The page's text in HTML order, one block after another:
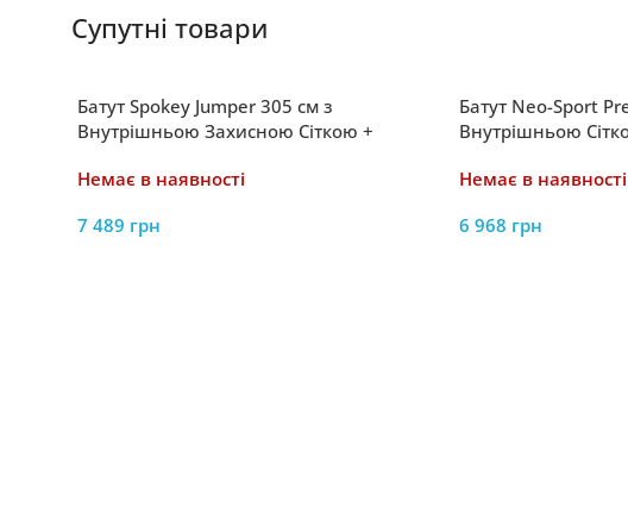
Супутні товари
Батут Spokey Jumper 305 см з
Внутрішньою Захисною Сіткою +
для Веселих Розваг
Немає в наявності
7 489 грн
Батут Neo-Sport
Внутрішньою
Родини
Немає в наявності
6 968 грн